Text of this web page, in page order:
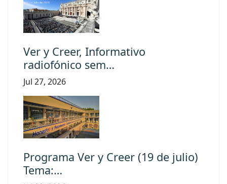
Ver y Creer, Informativo
radiofónico sem…
Jul 27, 2026
Programa Ver y Creer (19 de julio)
Tema:…